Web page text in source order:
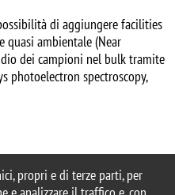
propri e di terze parti, per
di aggiungere facilities
quasi ambientale (Near
dei campioni nel bulk tramite
photoelectron spectroscopy,